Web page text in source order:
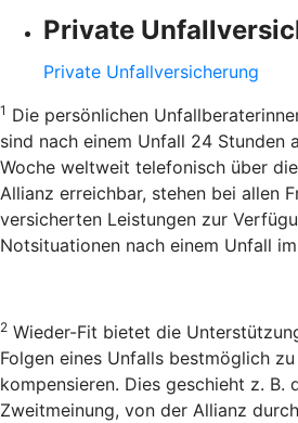
Private
Private Unfallversicherung
1 Die persönlichen
sind nach einem Unfall 24 Stunden
Woche weltweit telefonisch über
Allianz erreichbar, stehen bei allen
versicherten Leistungen zur
Notsituationen nach einem Unfall
2 Wieder-Fit bietet die
Folgen eines Unfalls bestmöglich
kompensieren. Dies geschieht z. B.
Zweitmeinung, von der Allianz